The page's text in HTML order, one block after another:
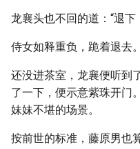
龙襄头也不回的道：“退下
侍女如释重负，跪着退去。
还没进茶室，龙襄便听到
了一下，便示意紫珠开门
妹妹不堪的场景。
按前世的标准，藤原男也